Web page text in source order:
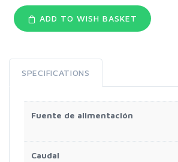
ADD TO WISH BASKET
SPECIFICATIONS
Fuente de alimentación
Caudal